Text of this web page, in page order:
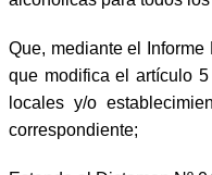
Que, mediante el
que modifica el artículo
locales y/o
correspondiente;